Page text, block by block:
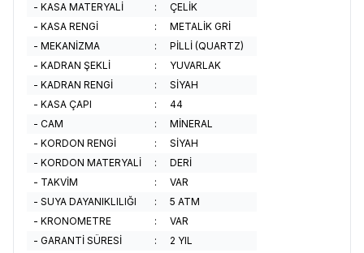
- KASA MATERYALİ
:
ÇELİK
- KASA RENGİ
:
METALİK GRİ
- MEKANİZMA
:
PİLLİ (QUARTZ)
- KADRAN ŞEKLİ
:
YUVARLAK
- KADRAN RENGİ
:
SİYAH
- KASA ÇAPI
:
44
- CAM
:
MİNERAL
- KORDON RENGİ
:
SİYAH
- KORDON MATERYALİ
:
DERİ
- TAKVİM
:
VAR
- SUYA DAYANIKLILIĞI
:
5 ATM
- KRONOMETRE
:
VAR
- GARANTİ SÜRESİ
:
2 YIL